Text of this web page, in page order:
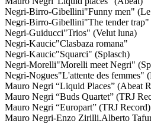
Negri-Birro-Gibellini"Funny men"
Negri-Birro-Gibellini"The tender trap"
Negri-Guiducci"Trios" (Velut luna)
Negri-Kaucic"Clasbaza romana"
Negri-Kaucic"Squarci" (Splasch)
Negri-Morelli"Morelli meet Negri"
Negri-Nogues"L'attente des femmes"
Mauro Negri “Liquid Places” (Abeat
Mauro Negri “Buds Quartet” (TRJ
Mauro Negri “Europart” (TRJ Record)
Mauro Negri-Enzo Zirilli.Alberto